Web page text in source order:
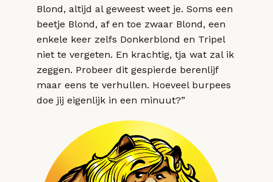
Blond, altijd al geweest weet je. Soms een
beetje Blond, af en toe zwaar Blond, een
enkele keer zelfs Donkerblond en Tripel
niet te vergeten. En krachtig, tja wat zal ik
zeggen. Probeer dit gespierde berenlijf
maar eens te verhullen. Hoeveel burpees
doe jij eigenlijk in een minuut?”